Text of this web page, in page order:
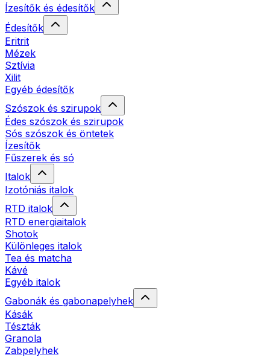
Ízesítők és édesítők
Édesítők
Eritrit
Mézek
Sztívia
Xilit
Egyéb édesítők
Szószok és szirupok
Édes szószok és szirupok
Sós szószok és öntetek
Ízesítők
Fűszerek és só
Italok
Izotóniás italok
RTD italok
RTD energiaitalok
Shotok
Különleges italok
Tea és matcha
Kávé
Egyéb italok
Gabonák és gabonapelyhek
Kásák
Tészták
Granola
Zabpelyhek